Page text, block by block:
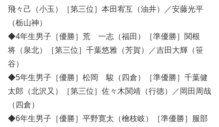
飛々己（小玉）［第三位］本田宥互（油井）／安藤光平
（栃山神）
◆4年生男子［優勝］荒 一志（福田）［準優勝］関根
将（泉北）［第三位］千葉悠雅（芳賀）／吉田大輝（笹
谷）
◆5年生男子［優勝］松岡 駿（四倉）［準優勝］千葉健
太郎（北沢又）［第三位］佐々木関靖（行徳）／岡田周哉
（四倉）
◆6年生男子［優勝］平野寛太（檜枝岐）［準優勝］服部